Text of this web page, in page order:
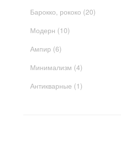
Барокко, рококо (20)
Модерн (10)
Ампир (6)
Минимализм (4)
Антикварные (1)